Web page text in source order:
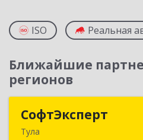
ISO Реальная
Ближайшие
регионов
СофтЭксперт
Тула